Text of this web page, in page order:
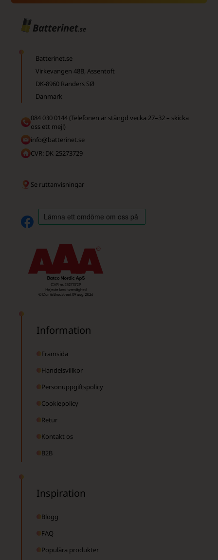
Batterinet.se
Virkevangen 48B, Assentoft
DK-8960 Randers SØ
Danmark
084 030 0144 (Telefonen är stängd vecka 27–32 – skicka
oss ett mejl)
info@batterinet.se
CVR: DK-25273729
Se ruttanvisningar
Information
Framsida
Handelsvillkor
Personuppgiftspolicy
Cookiepolicy
Retur
Kontakt os
B2B
Inspiration
Blogg
FAQ
Populära produkter